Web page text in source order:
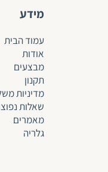
מידע
עמוד הבית
אודות
מבצעים
תקנון
מדיניות
שאלות
מאמרים
גלריה